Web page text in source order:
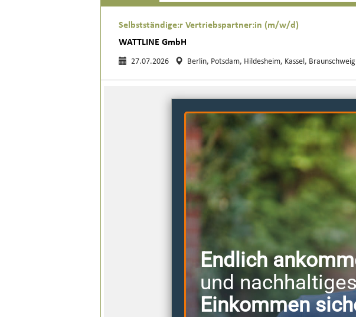
Selbstständige:r Vertriebspartner:in (m/w/d)
WATTLINE GmbH
27.07.2026 Berlin, Potsdam, Hildesheim, Kassel, Braunschweig